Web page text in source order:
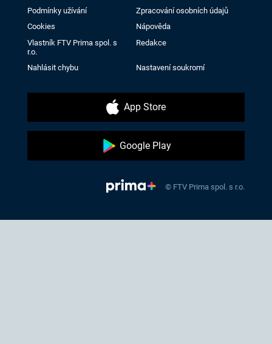
Podmínky užívání
Zpracování osobních údajů
Cookies
Nápověda
Vlastník FTV Prima spol. s
r.o.
Redakce
Nahlásit chybu Nastavení soukromí
App Store
Google Play
© FTV Prima spol. s r.o.